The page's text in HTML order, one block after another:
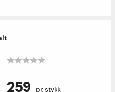
259 pr. stykk